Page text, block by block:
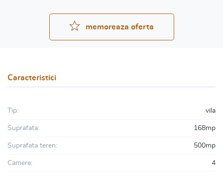
memoreaza oferta
Caracteristici
Tip: vila
Suprafata: 168mp
Suprafata teren: 500mp
Camere: 4